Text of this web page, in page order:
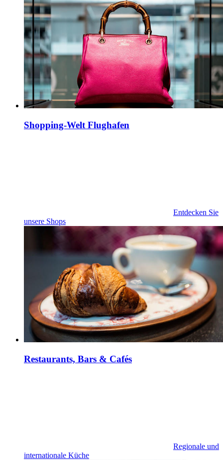
Shopping-Welt Flughafen
Entdecken Sie
unsere Shops
Restaurants, Bars & Cafés
Regionale und
internationale Küche